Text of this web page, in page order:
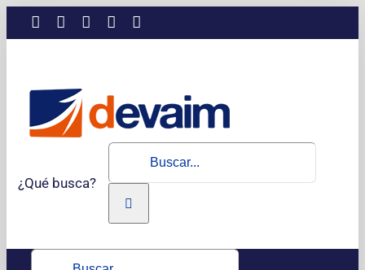
Saltar
LinkedInInstagramFacebook
¿Qué busca?
Buscar:
Buscar: